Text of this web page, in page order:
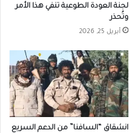
لجنة العودة الطوعية تنفي هذا الأمر
وتُحذر
أبريل 25, 2026
انشقاق “السافنا” من الدعم السريع